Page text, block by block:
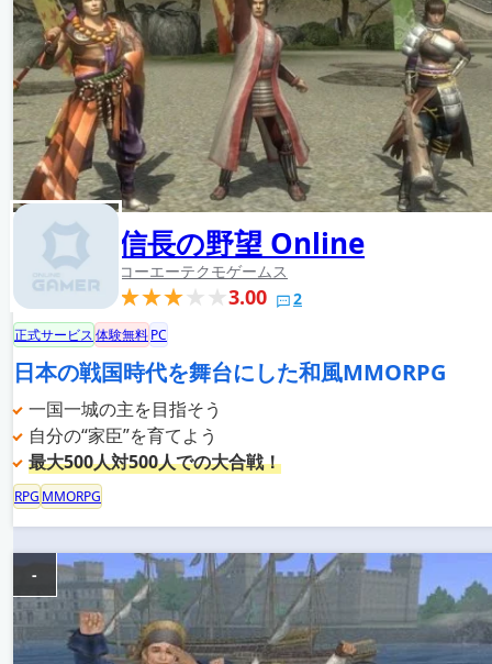
信長の野望 Online
コーエーテクモゲームス
3.00 2
正式サービス体験無料PC
日本の戦国時代を舞台にした和風MMORPG
一国一城の主を目指そう
自分の“家臣”を育てよう
最大500人対500人での大合戦！
RPG MMORPG
-